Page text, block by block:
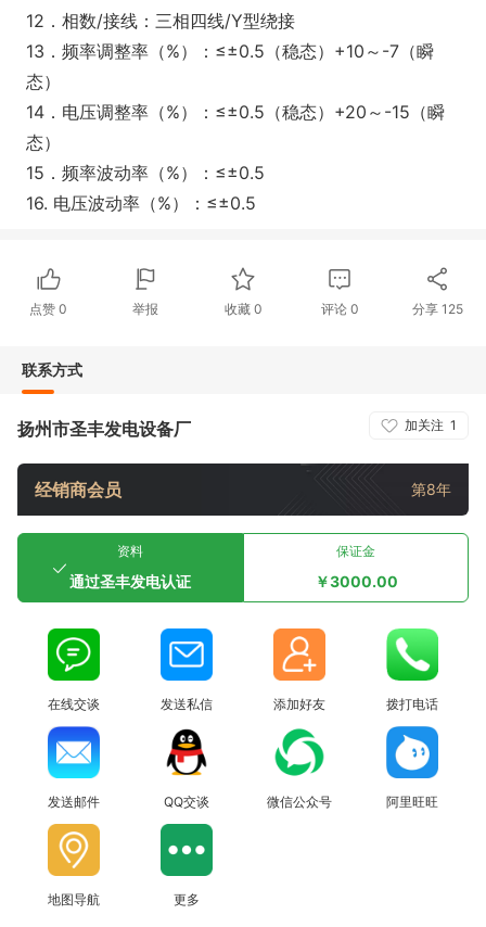
12．相数/接线：三相四线/Y型绕接
13．频率调整率（%）：≤±0.5（稳态）+10～-7（瞬
态）
14．电压调整率（%）：≤±0.5（稳态）+20～-15（瞬
态）
15．频率波动率（%）：≤±0.5
16. 电压波动率（%）：≤±0.5
点赞0 举报 收藏 0 评论0 分享 125
联系方式
加关注 1
扬州市圣丰发电设备厂
经销商会员 第8年
资料
通过圣丰发电认证
保证金
￥3000.00
在线交谈 发送私信 添加好友 拨打电话
发送邮件 QQ交谈 微信公众号 阿里旺旺
地图导航 更多